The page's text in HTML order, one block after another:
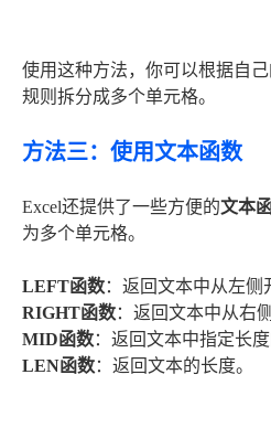
使用这种方法，你可以根据自
规则拆分成多个单元格。
方法三：使用文本函数
Excel还提供了一些方便的文本
为多个单元格。
LEFT函数：返回文本中从左侧
RIGHT函数：返回文本中从右
MID函数：返回文本中指定长度
LEN函数：返回文本的长度。